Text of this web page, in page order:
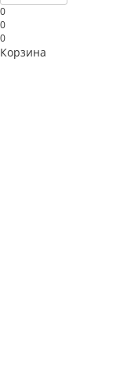
0
0
0
Корзина